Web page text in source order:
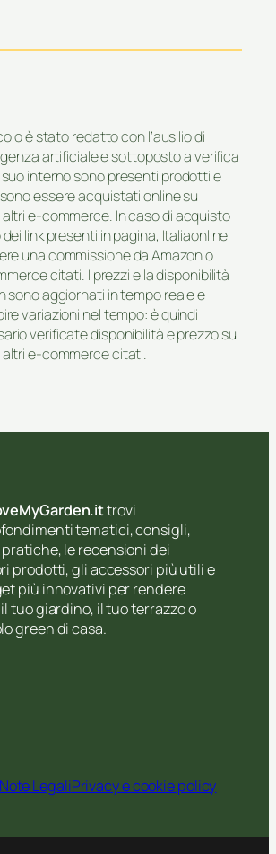
è stato redatto con l’ausilio di
artificiale e sottoposto a verifica
interno sono presenti prodotti e
essere acquistati online su
e-commerce. In caso di acquisto
link presenti in pagina, Italiaonline
una commissione da Amazon o
citati. I prezzi e la disponibilità
sono aggiornati in tempo reale e
variazioni nel tempo: è quindi
verificate disponibilità e prezzo su
altri e-commerce citati.
trovi
tematici, consigli,
le recensioni dei
prodotti, gli accessori più utili e
più innovativi per rendere
tuo giardino, il tuo terrazzo o
green di casa.
LegaliPrivacy e cookie policy